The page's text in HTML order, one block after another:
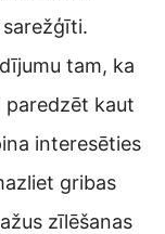
tam, ka
paredzēt kaut
interesēties
gribas
zīlēšanas